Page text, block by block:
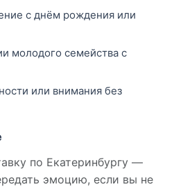
с днём рождения или
молодого семейства с
или внимания без
по Екатеринбургу —
эмоцию, если вы не